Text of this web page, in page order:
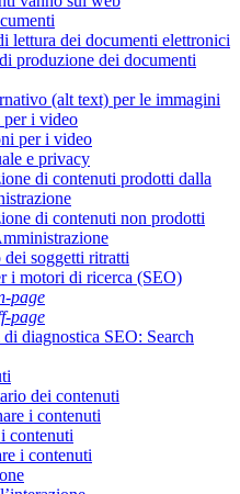
lettura dei documenti elettronici
produzione dei documenti
(alt text) per le immagini
i video
per i video
e privacy
di contenuti prodotti dalla
di contenuti non prodotti
dei soggetti ritratti
i motori di ricerca (SEO)
page
page
diagnostica SEO: Search
dei contenuti
i contenuti
contenuti
i contenuti